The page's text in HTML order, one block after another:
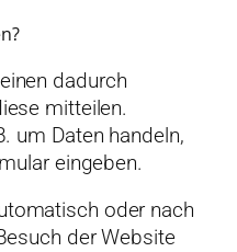
dadurch
mitteilen.
um Daten handeln,
eingeben.
oder nach
der Website